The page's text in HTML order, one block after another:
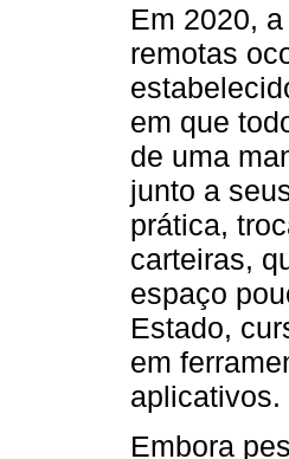
Em 2020,
remotas
em que
de uma
junto a
prática,
carteiras,
espaço
Estado,
em
aplicativos.
Embora